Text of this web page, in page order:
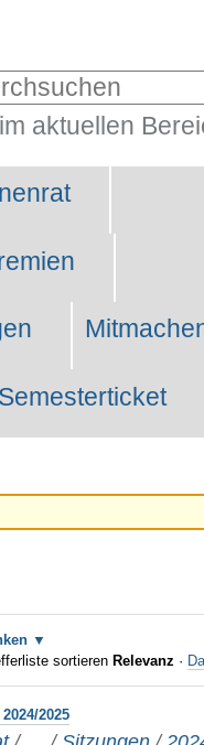
aktuellen
Semesterticket
sortieren Relevanz ·
2025